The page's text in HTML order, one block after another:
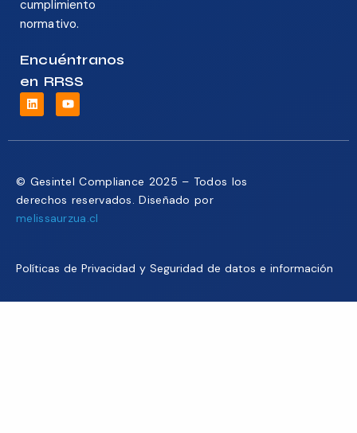
cumplimiento
normativo.
Encuéntranos
en RRSS
© Gesintel Compliance 2025 – Todos los
derechos reservados. Diseñado por
melissaurzua.cl
Políticas de Privacidad y Seguridad de datos e información